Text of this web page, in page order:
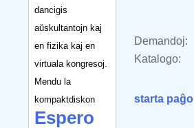
dancigis
aŭskultantojn kaj
en fizika kaj en
virtuala kongresoj.
Mendu la
kompaktdiskon
Espero
Demandoj:
Katalogo:
starta paĝo